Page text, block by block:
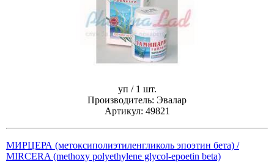
уп / 1 шт.
Производитель: Эвалар
Артикул: 49821
МИРЦЕРА (метоксиполиэтиленгликоль эпоэтин бета) /
MIRCERA (methoxy polyethylene glycol-epoetin beta)